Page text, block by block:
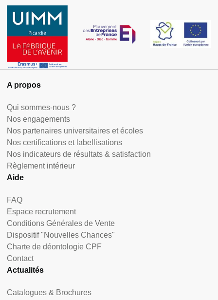
A propos
Qui sommes-nous ?
Nos engagements
Nos partenaires universitaires et écoles
Nos certifications et labellisations
Nos indicateurs de résultats & satisfaction
Règlement intérieur
Aide
FAQ
Espace recrutement
Conditions Générales de Vente
Dispositif "Nouvelles Chances"
Charte de déontologie CPF
Contact
Actualités
Catalogues & Brochures